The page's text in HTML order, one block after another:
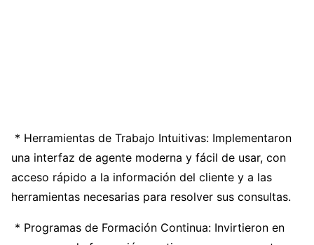
* Herramientas de Trabajo Intuitivas: Implementaron
una interfaz de agente moderna y fácil de usar, con
acceso rápido a la información del cliente y a las
herramientas necesarias para resolver sus consultas.
* Programas de Formación Continua: Invirtieron en